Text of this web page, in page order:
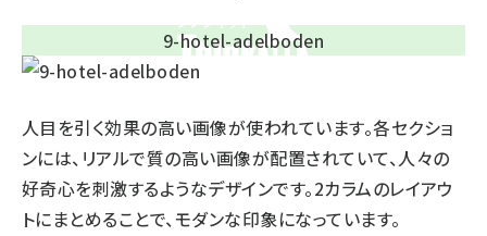
人目を引く効果の高い画像が使われています。各セクショ
ンには、リアルで質の高い画像が配置されていて、人々の
好奇心を刺激するようなデザインです。2カラムのレイアウ
トにまとめることで、モダンな印象になっています。